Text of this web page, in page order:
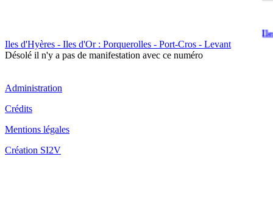
Iles d'Hyères - Iles d'Or : Porquerolles - Port-Cros - Levant
Désolé il n'y a pas de manifestation avec ce numéro
Administration
Crédits
Mentions légales
Création SI2V